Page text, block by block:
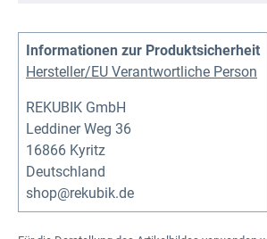
Informationen zur Produktsicherheit
Hersteller/EU Verantwortliche Person
REKUBIK GmbH
Leddiner Weg 36
16866 Kyritz
Deutschland
shop@rekubik.de